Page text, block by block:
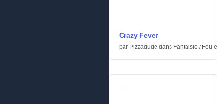
Crazy Fever
par Pizzadude dans Fantaisie / Feu